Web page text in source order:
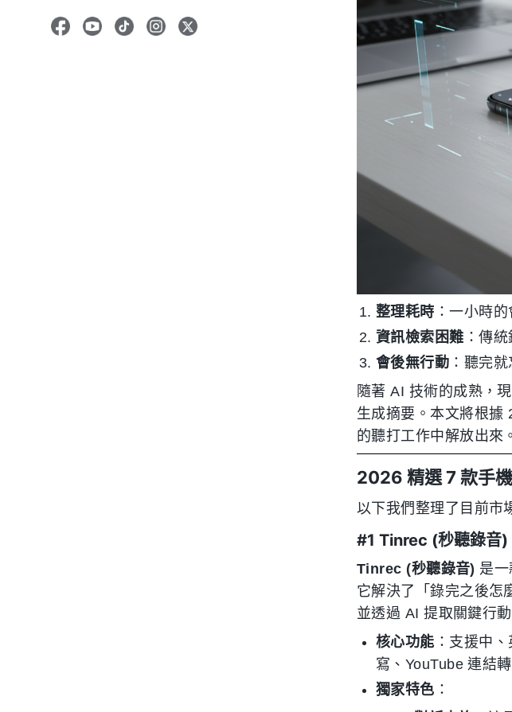
整理耗時 ：一小時
資訊檢索困難 ：傳
會後無行動 ：聽完
隨著 AI 技術的成熟，
生成摘要。本文將根據
的聽打工作中解放出來。
2026 精選 7 款手
以下我們整理了目前市
#1 Tinrec (秒聽錄音)
Tinrec (秒聽錄音) 是
它解決了「錄完之後怎
並透過 AI 提取關鍵行動
核心功能 ：支援中
寫、YouTube 連結
獨家特色 ：